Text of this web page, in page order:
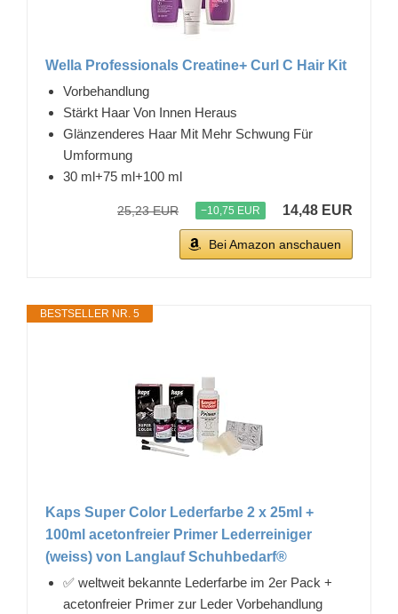
Wella Professionals Creatine+ Curl C Hair Kit
Vorbehandlung
Stärkt Haar Von Innen Heraus
Glänzenderes Haar Mit Mehr Schwung Für
Umformung
30 ml+75 ml+100 ml
25,23 EUR −10,75 EUR 14,48 EUR
Bei Amazon anschauen
BESTSELLER NR. 5
Kaps Super Color Lederfarbe 2 x 25ml +
100ml acetonfreier Primer Lederreiniger
(weiss) von Langlauf Schuhbedarf®
✅ weltweit bekannte Lederfarbe im 2er Pack +
acetonfreier Primer zur Leder Vorbehandlung